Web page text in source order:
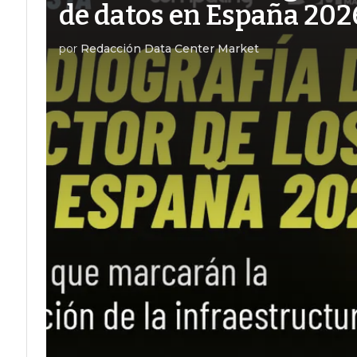
de datos en España
por Redacción Data Center Market